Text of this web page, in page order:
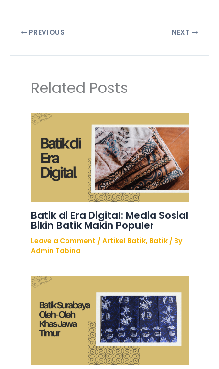
PREVIOUS NEXT
Related Posts
Batik di Era Digital: Media Sosial
Bikin Batik Makin Populer
Leave a Comment /Artikel Batik, Batik/ By
Admin Tabina